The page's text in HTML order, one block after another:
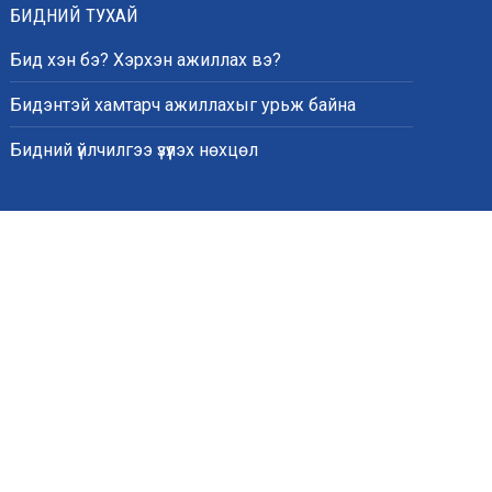
БИДНИЙ ТУХАЙ
Бид хэн бэ? Хэрхэн ажиллах вэ?
Бидэнтэй хамтарч ажиллахыг урьж байна
Бидний үйлчилгээ үзүүлэх нөхцөл